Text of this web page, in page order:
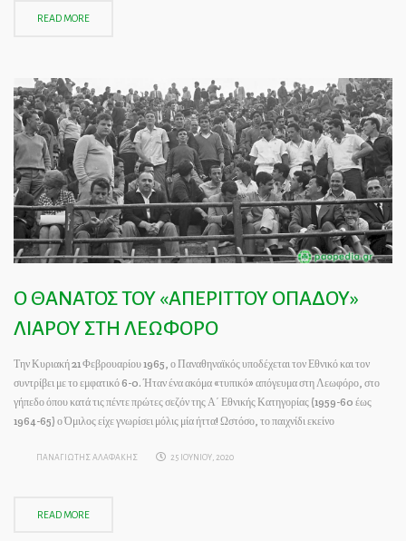
READ MORE
Ο ΘΑΝΑΤΟΣ ΤΟΥ «ΑΠΕΡΙΤΤΟΥ ΟΠΑΔΟΥ»
ΛΙΑΡΟΥ ΣΤΗ ΛΕΩΦΟΡΟ
Την Κυριακή 21 Φεβρουαρίου 1965, ο Παναθηναϊκός υποδέχεται τον Εθνικό και τον
συντρίβει με το εμφατικό 6-0. Ήταν ένα ακόμα «τυπικό» απόγευμα στη Λεωφόρο, στο
γήπεδο όπου κατά τις πέντε πρώτες σεζόν της Α΄ Εθνικής Κατηγορίας (1959-60 έως
1964-65) ο Όμιλος είχε γνωρίσει μόλις μία ήττα! Ωστόσο, το παιχνίδι εκείνο
ΠΑΝΑΓΙΩΤΗΣ ΑΛΑΦΑΚΗΣ 25 ΙΟΥΝΙΟΥ, 2020
READ MORE